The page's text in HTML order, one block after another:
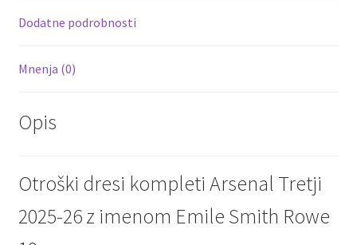
k
Dodatne podrobnosti
Mnenja (0)
Opis
Otroški dresi kompleti Arsenal Tretji
2025-26 z imenom Emile Smith Rowe